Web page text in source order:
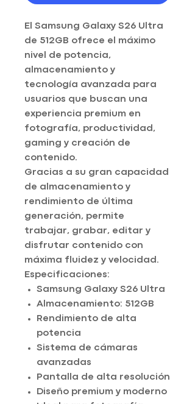
El Samsung Galaxy S26 Ultra
de 512GB ofrece el máximo
nivel de potencia,
almacenamiento y
tecnología avanzada para
usuarios que buscan una
experiencia premium en
fotografía, productividad,
gaming y creación de
contenido.
Gracias a su gran capacidad
de almacenamiento y
rendimiento de última
generación, permite
trabajar, grabar, editar y
disfrutar contenido con
máxima fluidez y velocidad.
Especificaciones:
Samsung Galaxy S26 Ultra
Almacenamiento: 512GB
Rendimiento de alta
potencia
Sistema de cámaras
avanzadas
Pantalla de alta resolución
Diseño premium y moderno